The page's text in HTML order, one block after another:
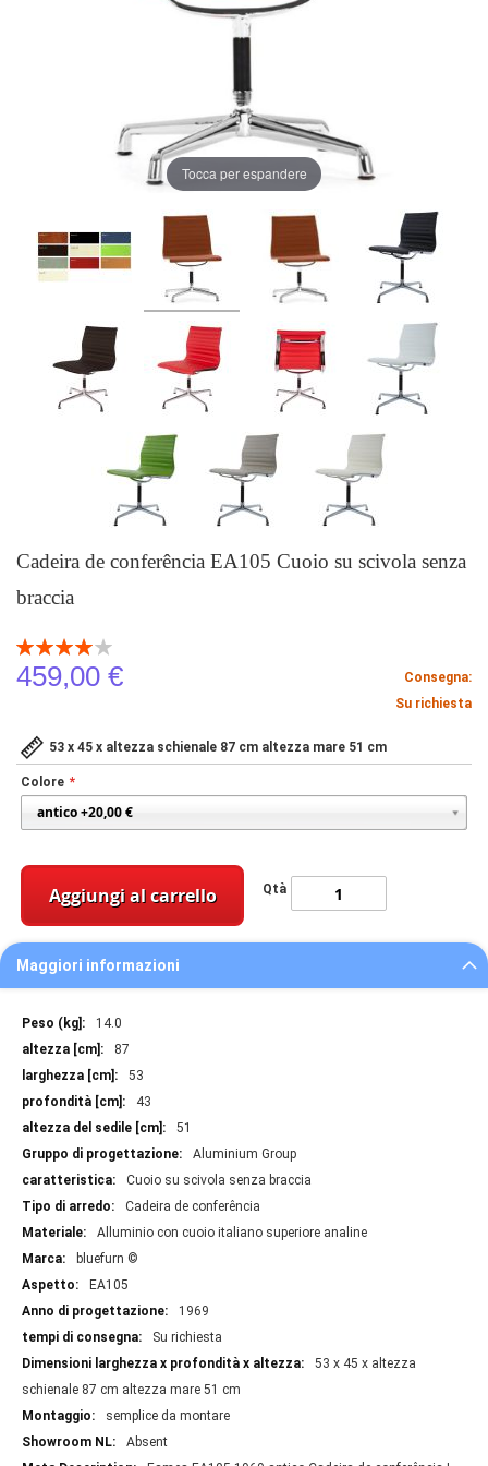
Cadeira de conferência EA105 Cuoio su scivola senza
braccia
Valutazione:
80
% of100
459,00 €
Consegna:
Su richiesta
53 x 45 x altezza schienale 87 cm altezza mare 51 cm
Colore
Qtà
Aggiungi al carrello
Tocca per espandere
Maggiori informazioni
Maggiori
informazioni
14.0
87
53
43
51
Aluminium Group
Cuoio su scivola senza braccia
Cadeira de conferência
Alluminio con cuoio italiano superiore analine
bluefurn ©
EA105
1969
Su richiesta
53 x 45 x altezza
schienale 87 cm altezza mare 51 cm
semplice da montare
Absent